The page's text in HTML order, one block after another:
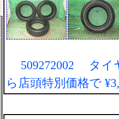
509272002 タイ
ら店頭特別価格で